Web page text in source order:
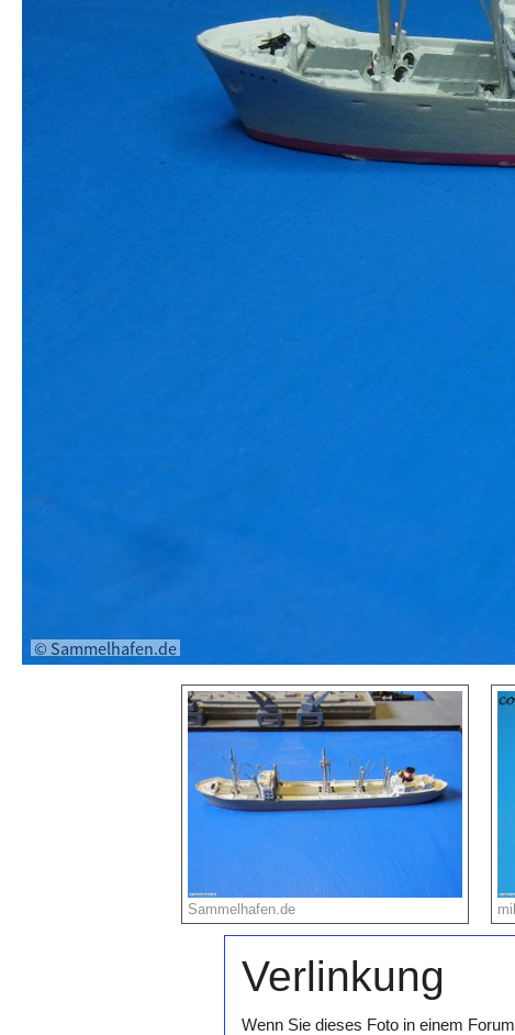
Sammelhafen.de
Verlinkung
Wenn Sie dieses Foto in einem